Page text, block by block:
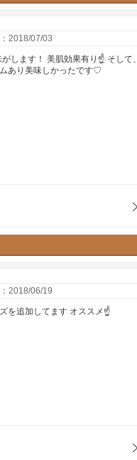
2018/07/03
します！ 美肌効果有り☝ そして、
あり美味しかったです♡
2018/06/19
を追加してます オススメ☝